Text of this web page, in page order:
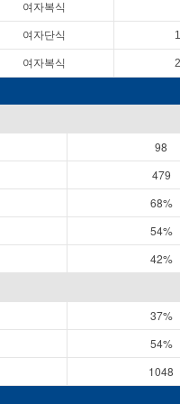
여자복식
여자단식
여자복식
98
479
68%
54%
42%
37%
54%
1048